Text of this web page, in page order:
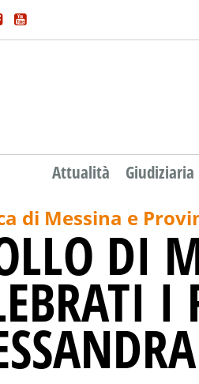
Attualità Giudiziaria
di Messina e
DI